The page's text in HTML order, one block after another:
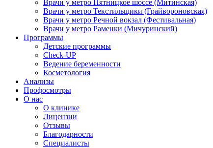
Врачи у метро Пятницкое шоссе (Митинская)
Врачи у метро Текстильщики (Грайвороновская)
Врачи у метро Речной вокзал (Фестивальная)
Врачи у метро Раменки (Мичуринский)
Программы
Детские программы
Check-UP
Ведение беременности
Косметология
Анализы
Профосмотры
О нас
О клинике
Лицензии
Отзывы
Благодарности
Специалисты